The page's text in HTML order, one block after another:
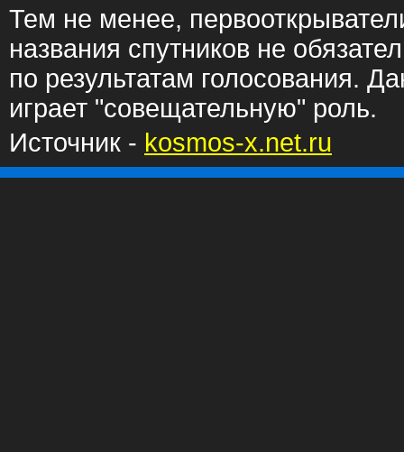
Тем не менее,
названия спутников не
по результатам голосования.
играет "совещательную" роль.
Источник - kosmos-x.net.ru